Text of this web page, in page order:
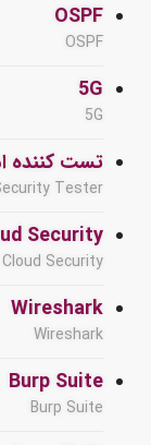
OSPF
OSPF
5G
5G
تست کننده
Tester
Security
Cloud Security
Wireshark
Wireshark
Burp Suite
Burp Suite